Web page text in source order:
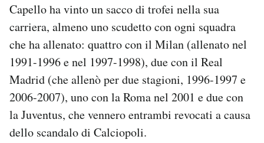
Area Personale
Newsletter
Notifiche mobile
Esci
Capello ha vinto un sacco di trofei nella sua
carriera, almeno uno scudetto con ogni squadra
che ha allenato: quattro con il Milan (allenato nel
1991-1996 e nel 1997-1998), due con il Real
Madrid (che allenò per due stagioni, 1996-1997 e
2006-2007), uno con la Roma nel 2001 e due con
la Juventus, che vennero entrambi revocati a causa
dello scandalo di Calciopoli.